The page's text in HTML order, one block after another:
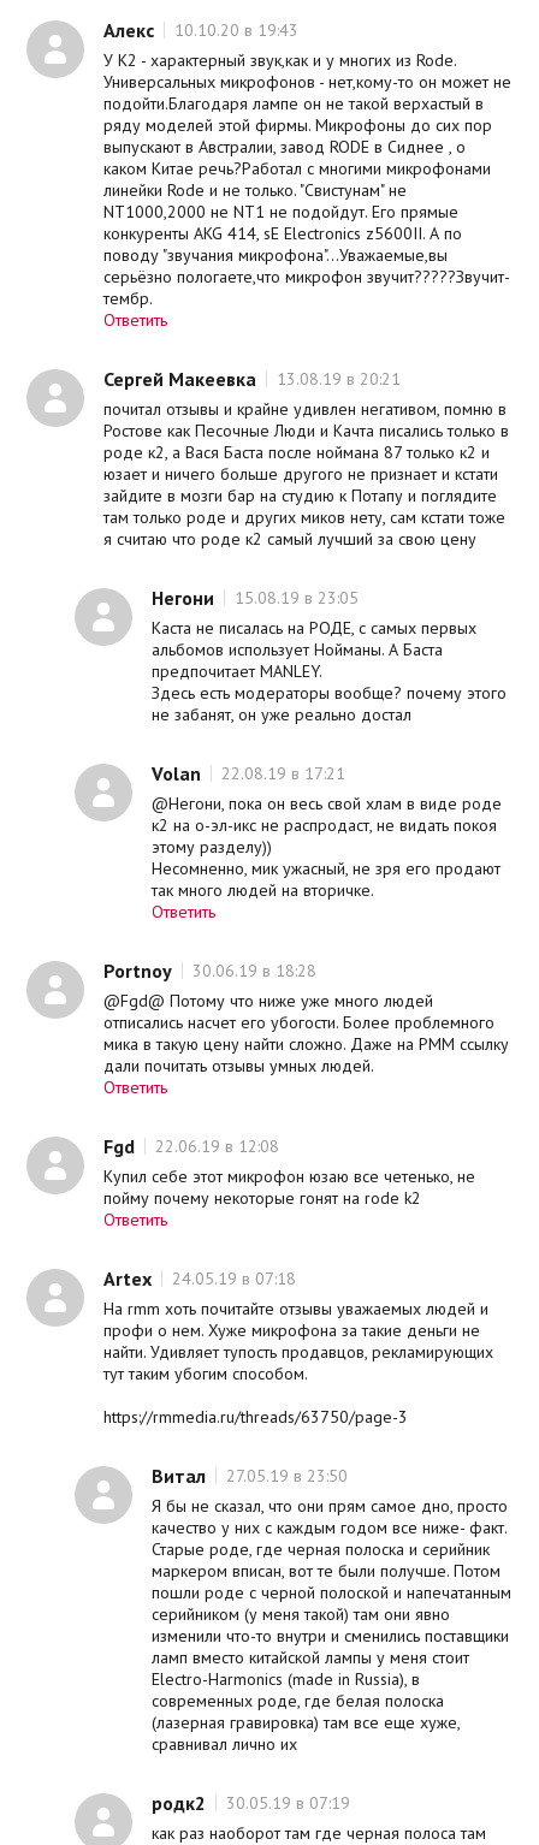
Алекс
10.10.20 в 19:43
У К2 - характерный звук,как и у многих из Rodе.
Универсальных микрофонов - нет,кому-то он может не
подойти.Благодаря лампе он не такой верхастый в
ряду моделей этой фирмы. Микрофоны до сих пор
выпускают в Австралии, завод RODE в Сиднее , о
каком Китае речь?Работал с многими микрофонами
линейки Rode и не только. "Свистунам" не
NT1000,2000 не NT1 не подойдут. Его прямые
конкуренты AKG 414, sE Electronics z5600II. А по
поводу "звучания микрофона"...Уважаемые,вы
серьёзно пологаете,что микрофон звучит?????Звучит-
тембр.
Ответить
Сергей Макеевка
13.08.19 в 20:21
почитал отзывы и крайне удивлен негативом, помню в
Ростове как Песочные Люди и Качта писались только в
роде к2, а Вася Баста после ноймана 87 только к2 и
юзает и ничего больше другого не признает и кстати
зайдите в мозги бар на студию к Потапу и поглядите
там только роде и других миков нету, сам кстати тоже
я считаю что роде к2 самый лучший за свою цену
Негони
15.08.19 в 23:05
Каста не писалась на РОДЕ, с самых первых
альбомов использует Нойманы. А Баста
предпочитает MANLEY.
Здесь есть модераторы вообще? почему этого
не забанят, он уже реально достал
Volan
22.08.19 в 17:21
@Негони, пока он весь свой хлам в виде роде
к2 на о-эл-икс не распродаст, не видать покоя
этому разделу))
Несомненно, мик ужасный, не зря его продают
так много людей на вторичке.
Ответить
Portnoy
30.06.19 в 18:28
@Fgd@ Потому что ниже уже много людей
отписались насчет его убогости. Более проблемного
мика в такую цену найти сложно. Даже на РММ ссылку
дали почитать отзывы умных людей.
Ответить
Fgd
22.06.19 в 12:08
Купил себе этот микрофон юзаю все четенько, не
пойму почему некоторые гонят на rode k2
Ответить
Artex
24.05.19 в 07:18
На rmm хоть почитайте отзывы уважаемых людей и
профи о нем. Хуже микрофона за такие деньги не
найти. Удивляет тупость продавцов, рекламирующих
тут таким убогим способом.
https://rmmedia.ru/threads/63750/page-3
Витал
27.05.19 в 23:50
Я бы не сказал, что они прям самое дно, просто
качество у них с каждым годом все ниже- факт.
Старые роде, где черная полоска и серийник
маркером вписан, вот те были получше. Потом
пошли роде с черной полоской и напечатанным
серийником (у меня такой) там они явно
изменили что-то внутри и сменились поставщики
ламп вместо китайской лампы у меня стоит
Electro-Harmonics (made in Russia), в
современных роде, где белая полоска
(лазерная гравировка) там все еще хуже,
сравнивал лично их
родк2
30.05.19 в 07:19
как раз наоборот там где черная полоса там